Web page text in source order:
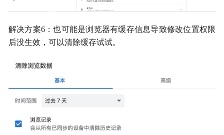
解决方案6：也可能是浏览器有缓存信息导致修改位置权限
后没生效，可以清除缓存试试。